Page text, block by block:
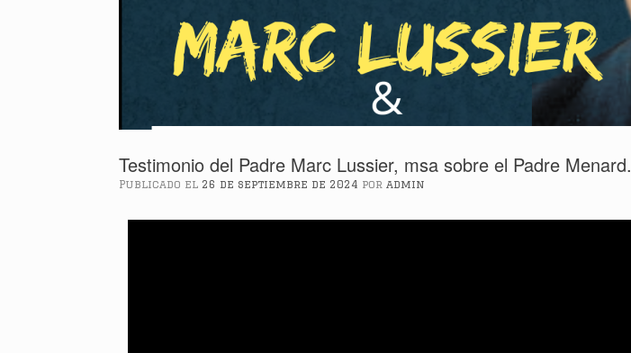
Testimonio del Padre Marc Lussier, msa sobre el Padre Menard.
Publicado el 26 de septiembre de 2024 por admin